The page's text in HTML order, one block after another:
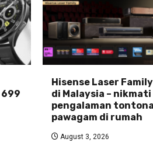
699
Hisense Laser
di Malaysia – nikmati
pengalaman
pawagam di rumah
August 3, 2026